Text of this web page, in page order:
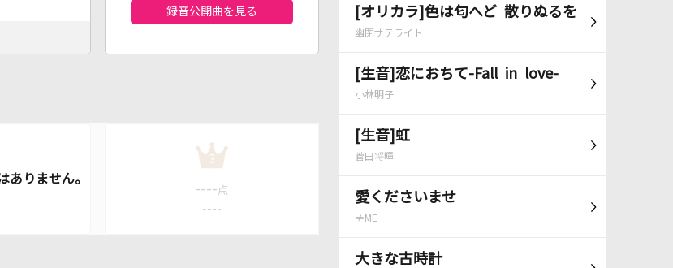
[オリカラ]色は匂へど 散りぬるを
幽閉サテライト
[生音]恋におちて-Fall in love-
小林明子
[生音]虹
菅田将暉
愛くださいませ
≠ME
大きな古時計
録音公開曲を見る
3
---- 点
----